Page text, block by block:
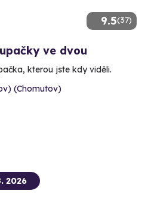
9.5(37)
ve dvou
kterou jste kdy viděli.
(Chomutov)
2026